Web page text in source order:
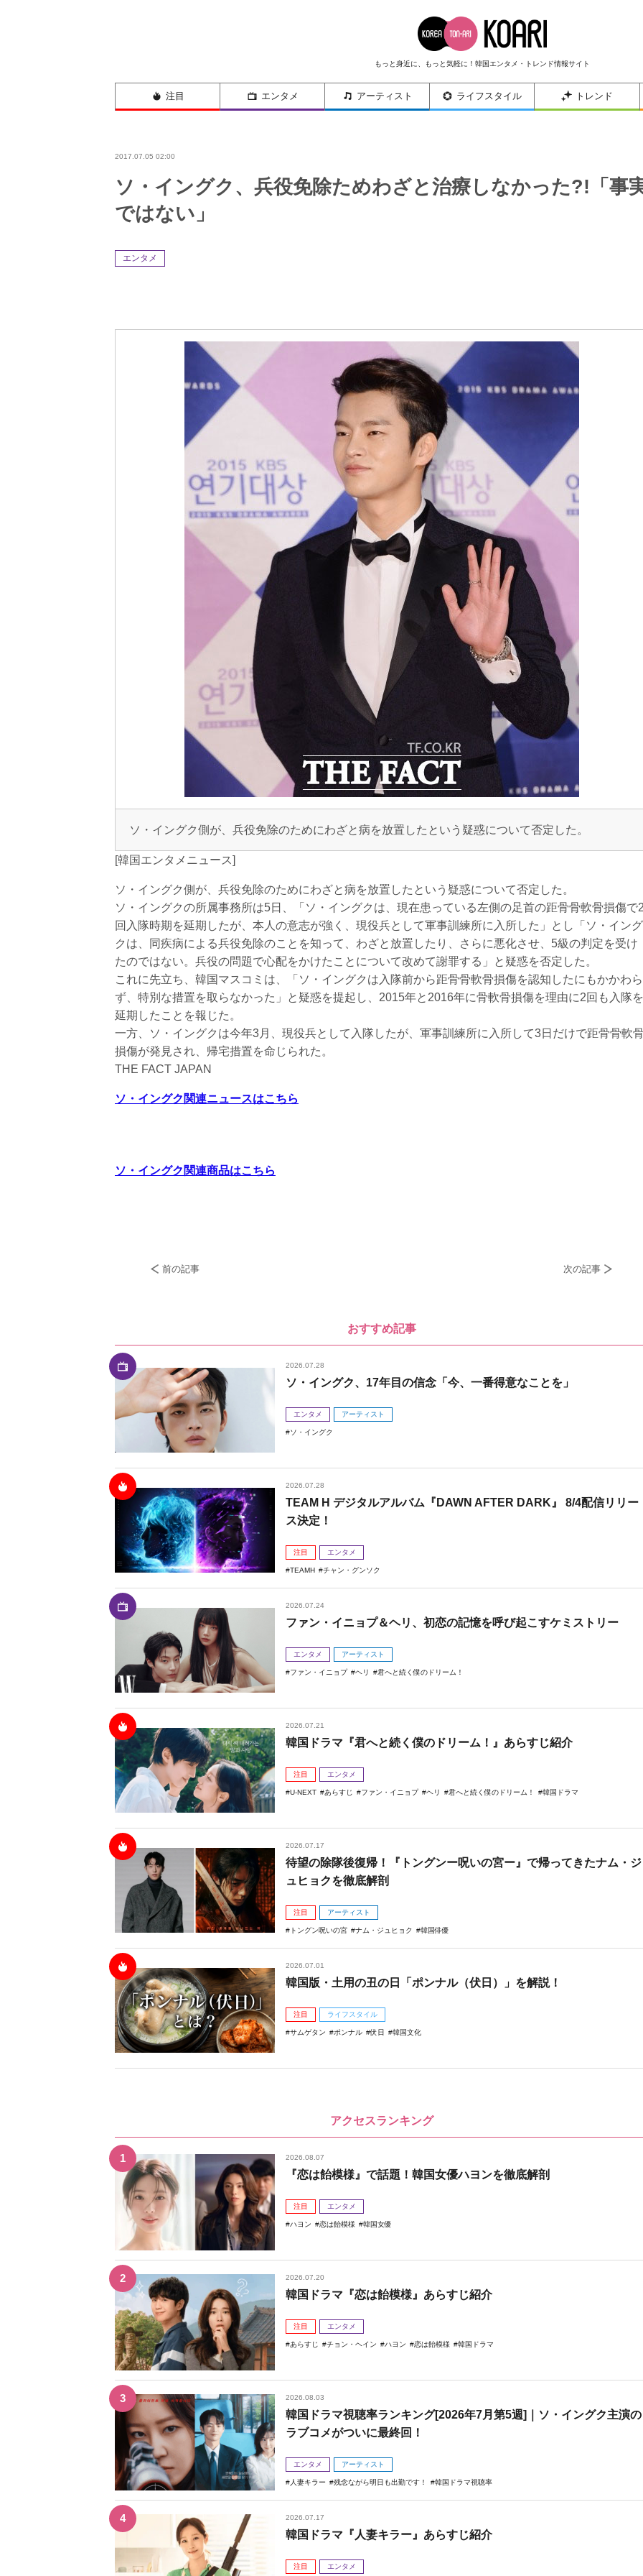
もっと身近に、もっと気軽に！韓国エンタメ・トレンド情報サイト
注目 エンタメ アーティスト ライフスタイル トレンド
2017.07.05 02:00
ソ・イングク、兵役免除ためわざと治療しなかった?!「事
ではない」
エンタメ
ソ・イングク側が、兵役免除のためにわざと病を放置したという疑惑について否定した。
[韓国エンタメニュース]
ソ・イングク側が、兵役免除のためにわざと病を放置したという疑惑について否定した。
ソ・イングクの所属事務所は5日、「ソ・イングクは、現在患っている左側の足首の距骨骨軟骨損傷で
回入隊時期を延期したが、本人の意志が強く、現役兵として軍事訓練所に入所した」とし「ソ・イング
クは、同疾病による兵役免除のことを知って、わざと放置したり、さらに悪化させ、5級の判定を受け
たのではない。兵役の問題で心配をかけたことについて改めて謝罪する」と疑惑を否定した。
これに先立ち、韓国マスコミは、「ソ・イングクは入隊前から距骨骨軟骨損傷を認知したにもかかわら
ず、特別な措置を取らなかった」と疑惑を提起し、2015年と2016年に骨軟骨損傷を理由に2回も入隊を
延期したことを報じた。
一方、ソ・イングクは今年3月、現役兵として入隊したが、軍事訓練所に入所して3日だけで距骨骨軟
損傷が発見され、帰宅措置を命じられた。
THE FACT JAPAN
ソ・イングク関連ニュースはこちら
ソ・イングク関連商品はこちら
前の記事 次の記事
おすすめ記事
2026.07.28
ソ・イングク、17年目の信念「今、一番得意なことを」
エンタメ アーティスト
ソ・イングク
2026.07.28
TEAM H デジタルアルバム『DAWN AFTER DARK』 8/4配信リリー
ス決定！
注目 エンタメ
TEAMH チャン・グンソク
2026.07.24
ファン・イニョプ＆ヘリ、初恋の記憶を呼び起こすケミストリー
エンタメ アーティスト
ファン・イニョプ ヘリ 君へと続く僕のドリーム！
2026.07.21
韓国ドラマ『君へと続く僕のドリーム！』あらすじ紹介
注目 エンタメ
U-NEXT あらすじ ファン・イニョプ ヘリ 君へと続く僕のドリーム！ 韓国ドラマ
2026.07.17
待望の除隊後復帰！『トングンー呪いの宮ー』で帰ってきたナム・ジ
ュヒョクを徹底解剖
注目 アーティスト
トングン呪いの宮 ナム・ジュヒョク 韓国俳優
2026.07.01
韓国版・土用の丑の日「ポンナル（伏日）」を解説！
注目 ライフスタイル
サムゲタン ポンナル 伏日 韓国文化
アクセスランキング
2026.08.07
『恋は飴模様』で話題！韓国女優ハヨンを徹底解剖
注目 エンタメ
ハヨン 恋は飴模様 韓国女優
2026.07.20
韓国ドラマ『恋は飴模様』あらすじ紹介
注目 エンタメ
あらすじ チョン・ヘイン ハヨン 恋は飴模様 韓国ドラマ
2026.08.03
韓国ドラマ視聴率ランキング[2026年7月第5週]｜ソ・イングク主演の
ラブコメがついに最終回！
エンタメ アーティスト
人妻キラー 残念ながら明日も出勤です！ 韓国ドラマ視聴率
2026.07.17
韓国ドラマ『人妻キラー』あらすじ紹介
注目 エンタメ